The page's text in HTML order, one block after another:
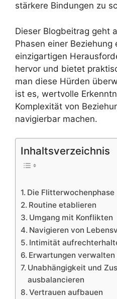
stärkere Bindungen zu
Dieser Blogbeitrag geht
Phasen einer Beziehung
einzigartigen
hervor und bietet
man diese Hürden
ist es, wertvolle
Komplexität von
navigierbar machen.
Inhaltsverzeichnis
Die Flitterwochenphase
Routine etablieren
Umgang mit Konflikten
Navigieren von
Intimität
Erwartungen verwalten
Unabhängigkeit und
ausbalancieren
Vertrauen aufbauen